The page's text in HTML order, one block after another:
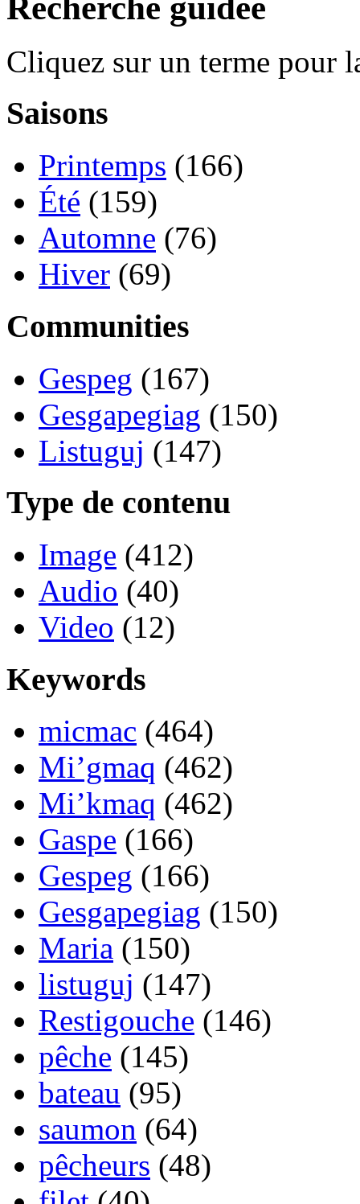
Cliquez sur un terme pour
Saisons
Printemps (166)
Été (159)
Automne (76)
Hiver (69)
Communities
Gespeg (167)
Gesgapegiag (150)
Listuguj (147)
Type de contenu
Image (412)
Audio (40)
Video (12)
Keywords
micmac (464)
Mi’gmaq (462)
Mi’kmaq (462)
Gaspe (166)
Gespeg (166)
Gesgapegiag (150)
Maria (150)
listuguj (147)
Restigouche (146)
pêche (145)
bateau (95)
saumon (64)
pêcheurs (48)